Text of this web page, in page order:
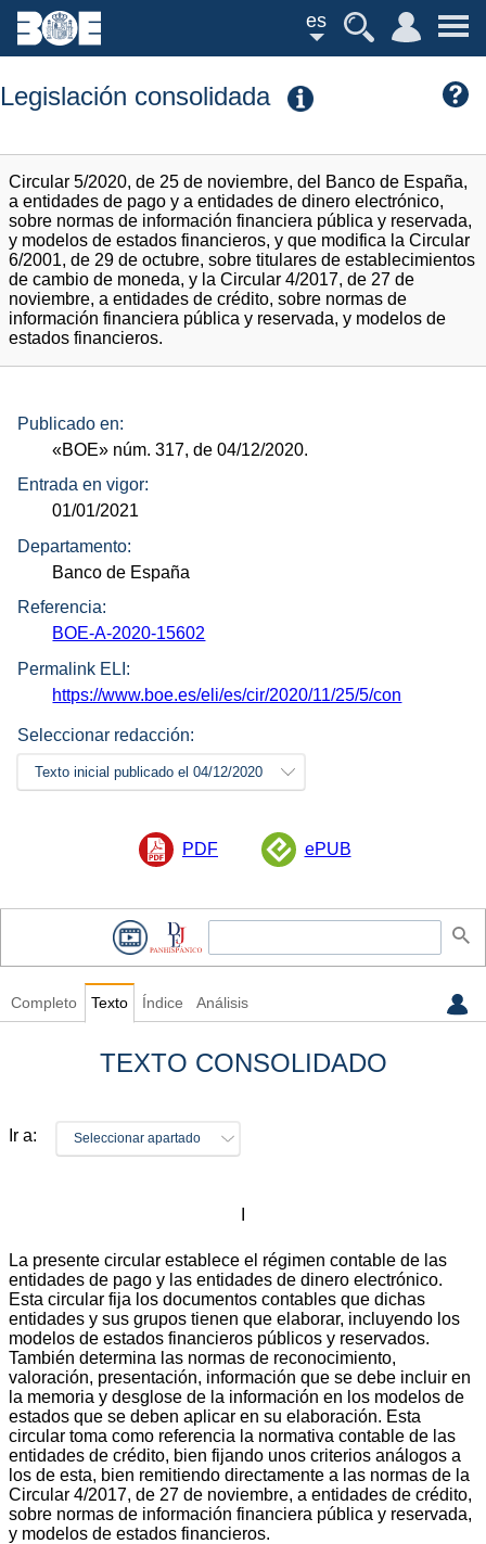
es
Legislación consolidada
Circular 5/2020, de 25 de noviembre, del Banco de España,
a entidades de pago y a entidades de dinero electrónico,
sobre normas de información financiera pública y reservada,
y modelos de estados financieros, y que modifica la Circular
6/2001, de 29 de octubre, sobre titulares de establecimientos
de cambio de moneda, y la Circular 4/2017, de 27 de
noviembre, a entidades de crédito, sobre normas de
información financiera pública y reservada, y modelos de
estados financieros.
Publicado en:
«BOE» núm. 317, de 04/12/2020.
Entrada en vigor:
01/01/2021
Departamento:
Banco de España
Referencia:
BOE-A-2020-15602
Permalink ELI:
https://www.boe.es/eli/es/cir/2020/11/25/5/con
Seleccionar redacción:
Texto inicial publicado el 04/12/2020
PDF ePUB
Completo Texto Índice Análisis
TEXTO CONSOLIDADO
Ir a: Seleccionar apartado
La presente circular establece el régimen contable de las
entidades de pago y las entidades de dinero electrónico.
Esta circular fija los documentos contables que dichas
entidades y sus grupos tienen que elaborar, incluyendo los
modelos de estados financieros públicos y reservados.
También determina las normas de reconocimiento,
valoración, presentación, información que se debe incluir en
la memoria y desglose de la información en los modelos de
estados que se deben aplicar en su elaboración. Esta
circular toma como referencia la normativa contable de las
entidades de crédito, bien fijando unos criterios análogos a
los de esta, bien remitiendo directamente a las normas de la
Circular 4/2017, de 27 de noviembre, a entidades de crédito,
sobre normas de información financiera pública y reservada,
y modelos de estados financieros.